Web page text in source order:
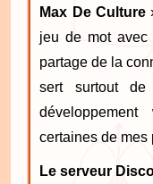
Max De Culture
jeu de mot avec
partage de la
sert surtout
certaines de mes
Le serveur